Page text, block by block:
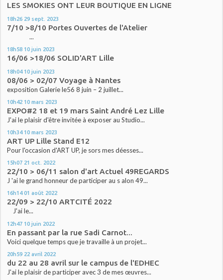
LES SMOKIES ONT LEUR BOUTIQUE EN LIGNE
18h26 29 sept. 2023
7/10 >8/10 Portes Ouvertes de l'Atelier
...
18h58 10 juin 2023
16/06 >18/06 SOLID'ART Lille
18h04 10 juin 2023
08/06 > 02/07 Voyage à Nantes
exposition Galerie le56 8 juin – 2 juillet...
10h42 10 mars 2023
EXPO#2 18 et 19 mars Saint André Lez Lille
J'ai le plaisir d'être invitée à exposer au Studio...
10h34 10 mars 2023
ART UP Lille Stand E12
Pour l'occasion d'ART UP, je sors mes déesses...
15h07 21 oct. 2022
22/10 > 06/11 salon d'art Actuel 49REGARDS
J 'ai le grand honneur de participer au s alon 49...
16h14 01 août 2022
22/09 > 22/10 ARTCITÉ 2022
J'ai le...
12h47 10 juin 2022
En passant par la rue Sadi Carnot...
Voici quelque temps que je travaille à un projet...
20h59 22 avril 2022
du 22 au 28 avril sur le campus de l'EDHEC
J'ai le plaisir de participer avec 3 de mes œuvres...